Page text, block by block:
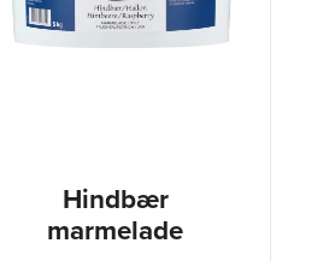
Hindbær
marmelade